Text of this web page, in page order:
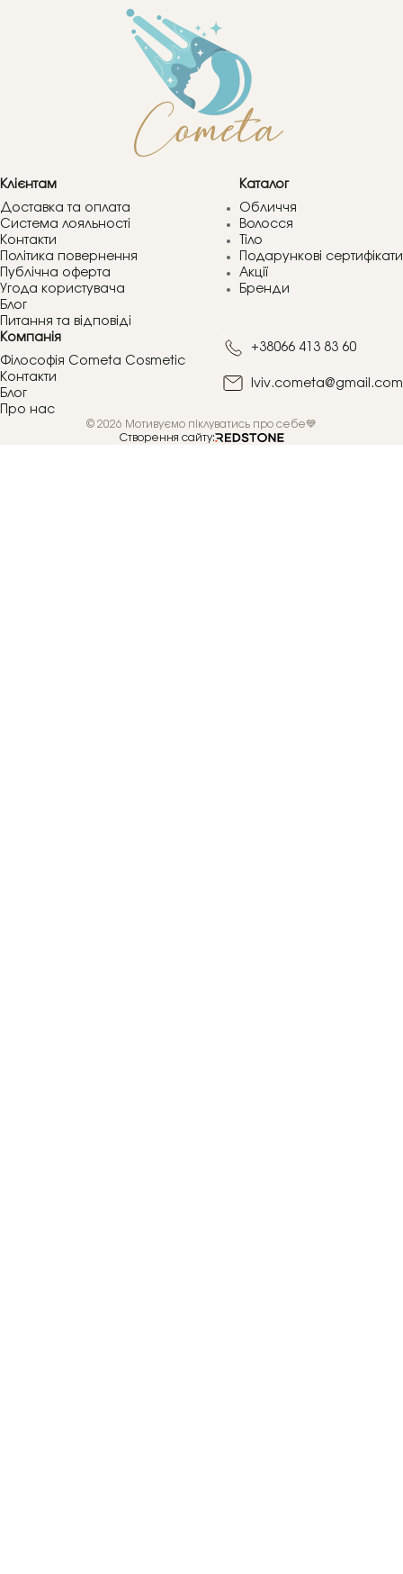
Клієнтам
Доставка та оплата
Система лояльності
Контакти
Політика повернення
Публічна оферта
Угода користувача
Блог
Питання та відповіді
Каталог
Обличчя
Волосся
Тіло
Подарункові сертифікати
Акції
Бренди
Компанія
Філософія Cometa Cosmetic
Контакти
Блог
Про нас
+38066 413 83 60
lviv.cometa@gmail.com
© 2026 Мотивуємо піклуватись про себе💙
Створення сайту: